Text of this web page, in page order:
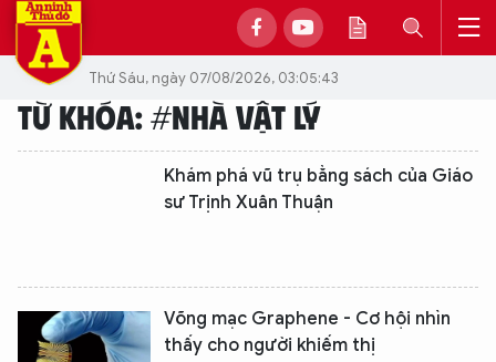
Thứ Sáu, ngày 07/08/2026, 03:05:43
TỪ KHÓA: #NHÀ VẬT LÝ
Khám phá vũ trụ bằng sách của Giáo
sư Trịnh Xuân Thuận
Võng mạc Graphene - Cơ hội nhìn
thấy cho người khiếm thị